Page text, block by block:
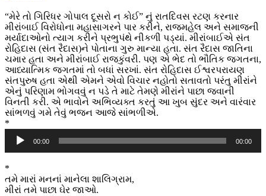
“મેરે તો ગિરિધર ગોપાલ દૂસરો ન કોઈ” નું રાતદિવસ રટણ કરનાર
મીરાંબાઈ વિરોધોના મહાસાગરને પાર કરીને, રાજમહેલ અને સમાજની
મર્યાદાઓનો ત્યાગ કરીને પ્રભુપંથે નીકળી પડ્યાં. મીરાંબાઈએ સંત
રોહિદાસ (સંત રૈદાસ)ને પોતાના ગુરુ માન્યા હતા. સંત રૈદાસ જાતિના
ચમાર હતા અને મીરાંબાઈ રાજકુંવરી. પણ એ ભેદ તો ભૌતિક જગતના,
આધ્યાત્મિક જગતમાં તો બધાં સરખાં. સંત રોહિદાસ ઈશ્વરપરાયણ
સંતપુરુષ હતા એથી એમને એવો વિચાર નહોતો સતાવતો પરંતુ મીરાંને
એનું પરિણામ ભોગવવું ન પડે તે માટે તેમણે મીરાંને પાછા જવાની
વિનતી કરી. એ ભાવોને અભિવ્યક્ત કરતું આ ખુબ સુંદર અને વારંવાર
સાંભળવું ગમે તેવું ભજન આજે સાંભળીએ.
*
Audio
Player
00:00 00:00
*
તમે મારાં મનનાં માનેલા શાલિગ્રામ,
મીરાં તમે પાછા ઘેર જાઓ.